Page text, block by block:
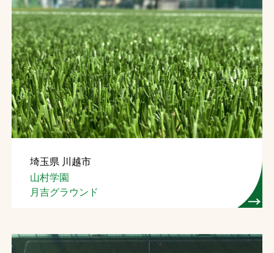
ソーシャルメディアポリシー
Instagram
FacebookYouTube
文字の見えづらさや操作にお困りの方へ
埼玉県 川越市
山村学園
月吉グラウンド